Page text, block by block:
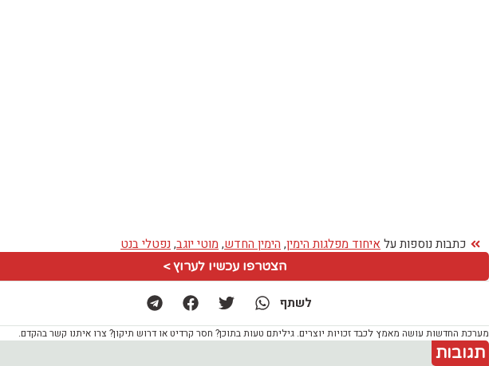
כתבות נוספות על איחוד מפלגות הימין, הימין החדש, מוטי יוגב, נפטלי בנט
הצטרפו עכשיו לערוץ >
לשתף
מערכת החדשות עושה מאמץ לכבד זכויות יוצרים. גיליתם טעות בתוכן? חסר קרדיט או דרוש תיקון? צרו איתנו קשר בהקדם.
תגובות